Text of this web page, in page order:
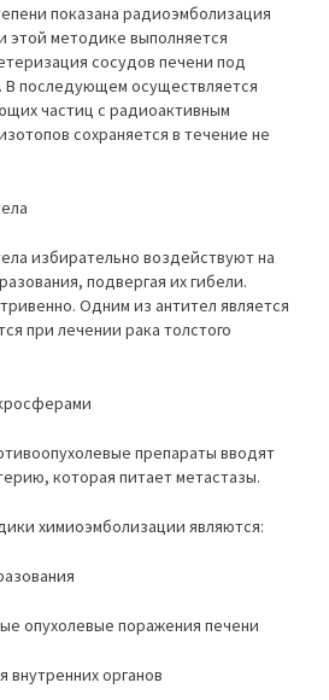
показана радиоэмболизация
этой методике выполняется
сосудов печени под
В последующем осуществляется
частиц с радиоактивным
сохраняется в течение не
избирательно воздействуют на
подвергая их гибели.
Одним из антител является
при лечении рака толстого
препараты вводят
которая питает метастазы.
химиоэмболизации являются:
опухолевые поражения печени
органов